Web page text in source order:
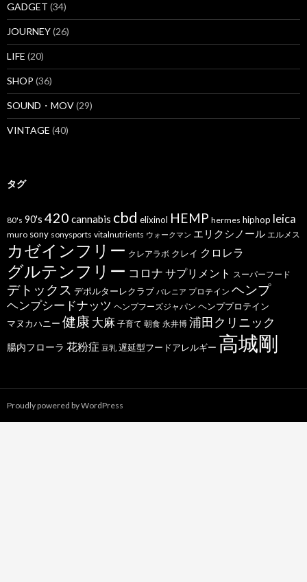
GADGET (34)
JOURNEY(26)
LIFE (20)
SHOP (36)
SOUND・MOV(29)
VINTAGE (40)
タグ
80's 90's 420 cannabis cbd elixinol HEMP hermes hiphop leica
muro sony sonysports vitalnutrients ウォークマン エリクシノール エルメス
カゼインフリー クレアラボ クレイ クロレラ
グルテンフリー コロナ サプリメント スーパーフード
デトックス デポルターレクラブ バレニア プロテイン ヘンプ
ヘンプシードナッツ ヘンプフーズジャパン ヘンププロテイン
マヌカハニー 健康 大麻 子育て 朝食 永井博 浦田クリニック
腸内フローラ 花粉症 豆乳 遅延型フードアレルギー 高城剛
Proudly powered by WordPress